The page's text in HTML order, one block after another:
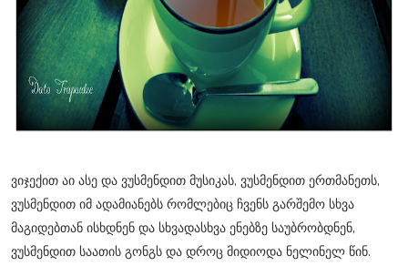
ვიჯექით აი ასე და ვუსმენდით მუსიკას, ვუსმენდით ერთმანეთს,
ვუსმენდით იმ ადამიანებს რომლებიც ჩვენს გარშემო სხვა
მაგიდებთან ისხდნენ და სხვადასხვა ენებზე საუბრობდნენ,
ვუსმენდით საათის გონგს და დროც მიდიოდა ნელინელ წინ.